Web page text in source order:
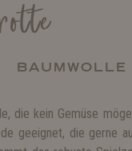
die kein Gemüse
geeignet, die gerne